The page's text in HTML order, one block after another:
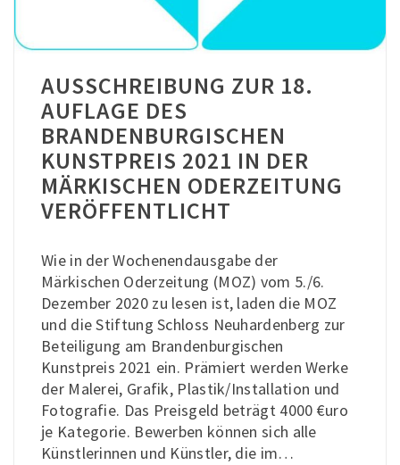
AUSSCHREIBUNG ZUR 18.
AUFLAGE DES
BRANDENBURGISCHEN
KUNSTPREIS 2021 IN DER
MÄRKISCHEN ODERZEITUNG
VERÖFFENTLICHT
Wie in der Wochenendausgabe der
Märkischen Oderzeitung (MOZ) vom 5./6.
Dezember 2020 zu lesen ist, laden die MOZ
und die Stiftung Schloss Neuhardenberg zur
Beteiligung am Brandenburgischen
Kunstpreis 2021 ein. Prämiert werden Werke
der Malerei, Grafik, Plastik/Installation und
Fotografie. Das Preisgeld beträgt 4000 €uro
je Kategorie. Bewerben können sich alle
Künstlerinnen und Künstler, die im…